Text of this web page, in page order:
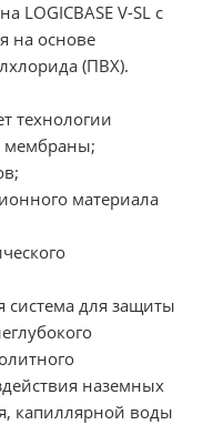
LOGICBASE V-SL с
на основе
(ПВХ).
технологии
мембраны;
материала
система для защиты
наземных
капиллярной воды